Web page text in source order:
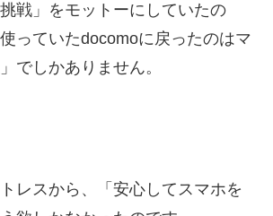
挑戦」をモットーにしていたの
っていたdocomoに戻ったのはマ
でしかありません。
レスから、「安心してスマホを